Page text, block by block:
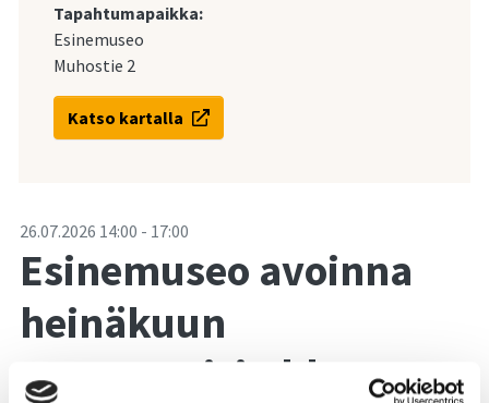
Tapahtumapaikka:
Esinemuseo
Muhostie 2
Katso kartalla
-26.07.2026 14:00 - 17:00
Esinemuseo avoinna
heinäkuun
sunnuntaisin klo 14-17